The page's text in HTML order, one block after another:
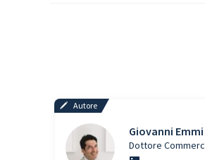
Autore
Giovanni Emmi
Dottore